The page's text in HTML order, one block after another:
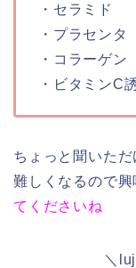
・セラミド
・プラセンタ
・コラーゲン
・ビタミンC
ちょっと聞いただ
難しくなるので
てくださいね
＼